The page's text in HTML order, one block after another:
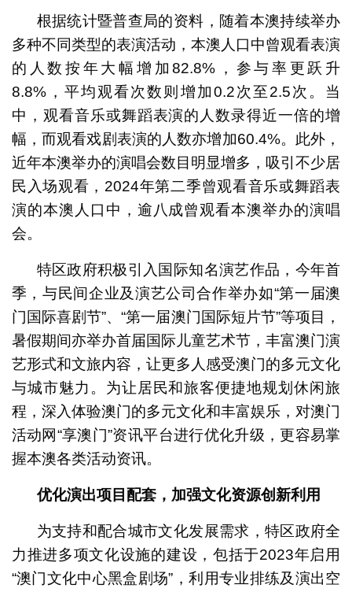
根据统计暨普查局的资料，随着本澳持续举办
多种不同类型的表演活动，本澳人口中曾观看表演
的人数按年大幅增加82.8%，参与率更跃升
8.8%，平均观看次数则增加0.2次至2.5次。当
中，观看音乐或舞蹈表演的人数录得近一倍的增
幅，而观看戏剧表演的人数亦增加60.4%。此外，
近年本澳举办的演唱会数目明显增多，吸引不少居
民入场观看，2024年第二季曾观看音乐或舞蹈表
演的本澳人口中，逾八成曾观看本澳举办的演唱
会。
特区政府积极引入国际知名演艺作品，今年首
季，与民间企业及演艺公司合作举办如“第一届澳
门国际喜剧节”、“第一届澳门国际短片节”等项目，
暑假期间亦举办首届国际儿童艺术节，丰富澳门演
艺形式和文旅内容，让更多人感受澳门的多元文化
与城市魅力。为让居民和旅客便捷地规划休闲旅
程，深入体验澳门的多元文化和丰富娱乐，对澳门
活动网“享澳门”资讯平台进行优化升级，更容易掌
握本澳各类活动资讯。
优化演出项目配套，加强文化资源创新利用
为支持和配合城市文化发展需求，特区政府全
力推进多项文化设施的建设，包括于2023年启用
“澳门文化中心黑盒剧场”，利用专业排练及演出空